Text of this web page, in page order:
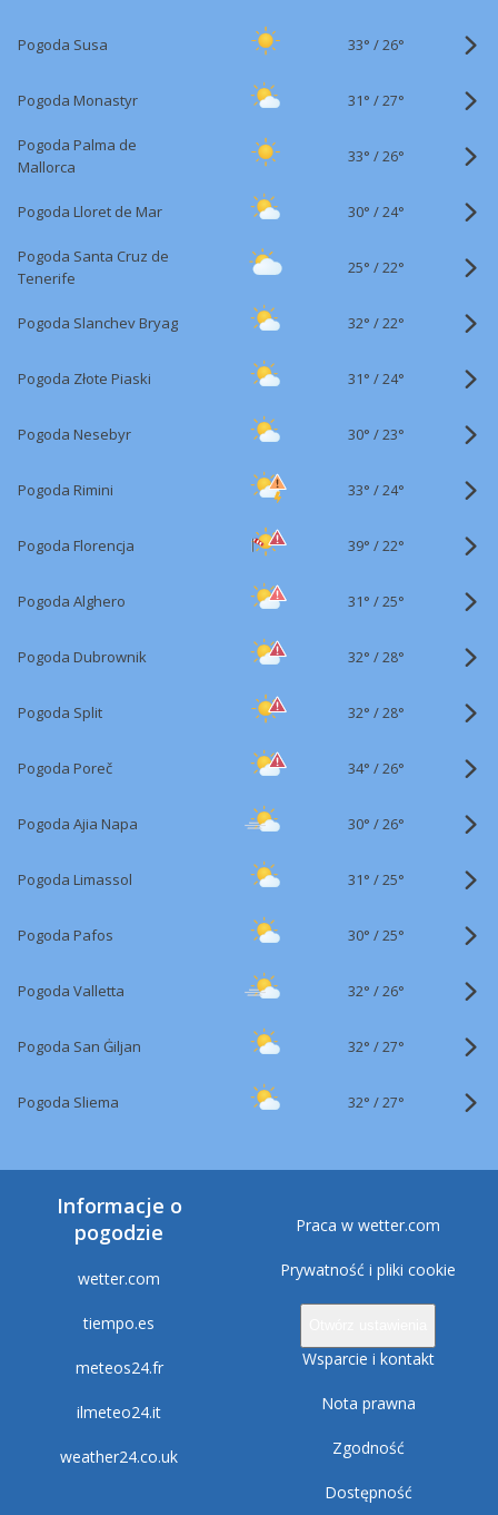
Pogoda Susa 33° /26°
Pogoda Monastyr 31° /27°
Pogoda Palma de
Mallorca
33° /26°
Pogoda Lloret de Mar 30° /24°
Pogoda Santa Cruz de
Tenerife
25° /22°
Pogoda Slanchev Bryag 32° /22°
Pogoda Złote Piaski 31° /24°
Pogoda Nesebyr 30° /23°
Pogoda Rimini 33° /24°
Pogoda Florencja 39° /22°
Pogoda Alghero 31° /25°
Pogoda Dubrownik 32° /28°
Pogoda Split 32° /28°
Pogoda Poreč 34° /26°
Pogoda Ajia Napa 30° /26°
Pogoda Limassol 31° /25°
Pogoda Pafos 30° /25°
Pogoda Valletta 32° /26°
Pogoda San Ġiljan 32° /27°
Pogoda Sliema 32° /27°
Informacje o
pogodzie
wetter.com
tiempo.es
meteos24.fr
ilmeteo24.it
weather24.co.uk
Praca w wetter.com
Prywatność i pliki cookie
Wsparcie i kontakt
Nota prawna
Zgodność
Dostępność